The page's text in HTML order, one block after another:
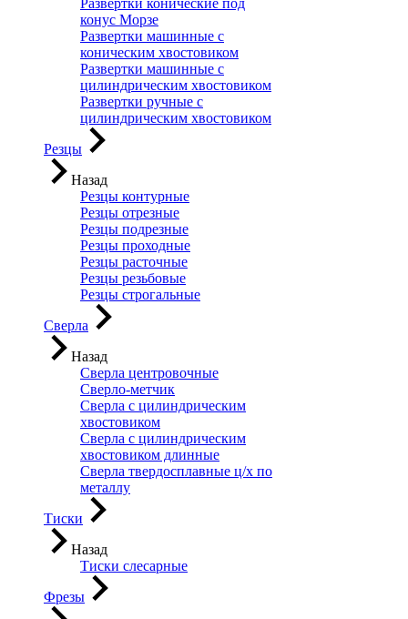
Развертки конические под
конус Морзе
Развертки машинные с
коническим хвостовиком
Развертки машинные с
цилиндрическим хвостовиком
Развертки ручные с
цилиндрическим хвостовиком
Резцы
Назад
Резцы контурные
Резцы отрезные
Резцы подрезные
Резцы проходные
Резцы расточные
Резцы резьбовые
Резцы строгальные
Сверла
Назад
Сверла центровочные
Сверло-метчик
Сверла с цилиндрическим
хвостовиком
Сверла с цилиндрическим
хвостовиком длинные
Сверла твердосплавные ц/х по
металлу
Тиски
Назад
Тиски слесарные
Фрезы